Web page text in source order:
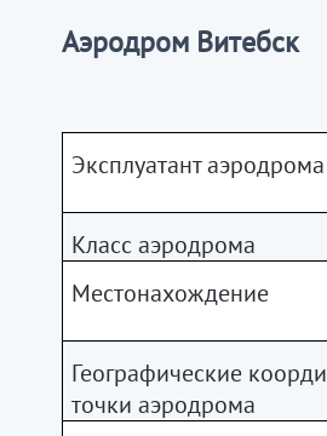
Аэродром Витебск
Эксплуатант аэродрома
Класс аэродрома
Местонахождение
Географические
точки аэродрома